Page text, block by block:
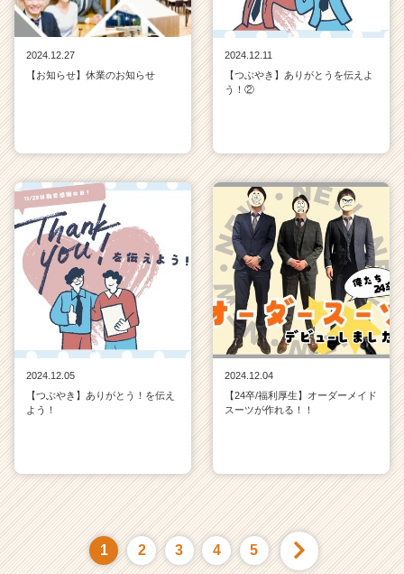
2024.12.27
【お知らせ】休業のお知らせ
2024.12.11
【つぶやき】ありがとうを伝えよ
う！②
2024.12.05
【つぶやき】ありがとう！を伝え
よう！
2024.12.04
【24卒/福利厚生】オーダーメイド
スーツが作れる！！
1 2 3 4 5